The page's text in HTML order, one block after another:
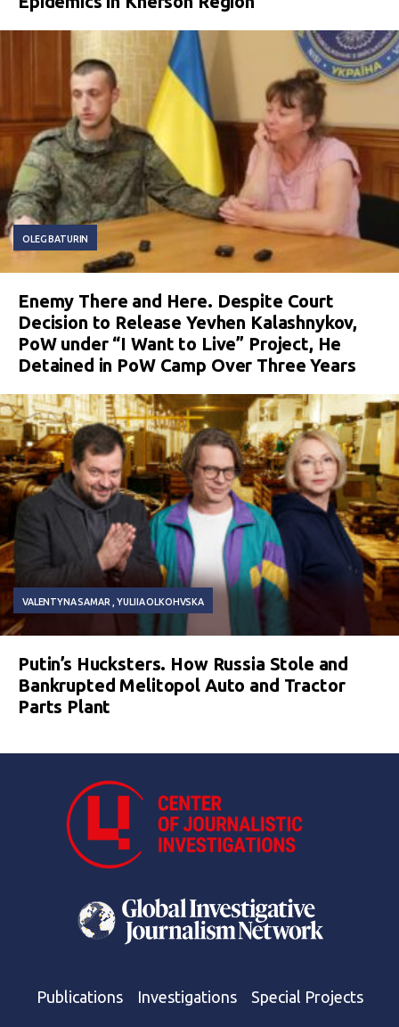
OLEG BATURIN
Enemy There and Here. Despite Court
Decision to Release Yevhen Kalashnykov,
PoW under “I Want to Live” Project, He
Detained in PoW Camp Over Three Years
VALENTYNA SAMAR YULIIA OLKOHVSKA
Putin’s Hucksters. How Russia Stole and
Bankrupted Melitopol Auto and Tractor
Parts Plant
Publications Investigations Special Projects